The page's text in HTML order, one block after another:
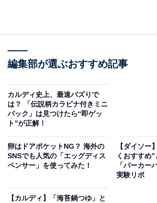
います。
編集部が選ぶおすすめ記事
カルディ史上、最速バズりで
は？ 「伝説柄カラビナ付きミニ
バック」は見つけたら“即ゲッ
ト”が正解！
卵はドアポケットNG？ 海外の
SNSでも人気の「エッグディス
ペンサー」を使ってみた！
【ダイソー
くおすすめ
「パーカー
実験リポ
【カルディ】「海苔鍋つゆ」と